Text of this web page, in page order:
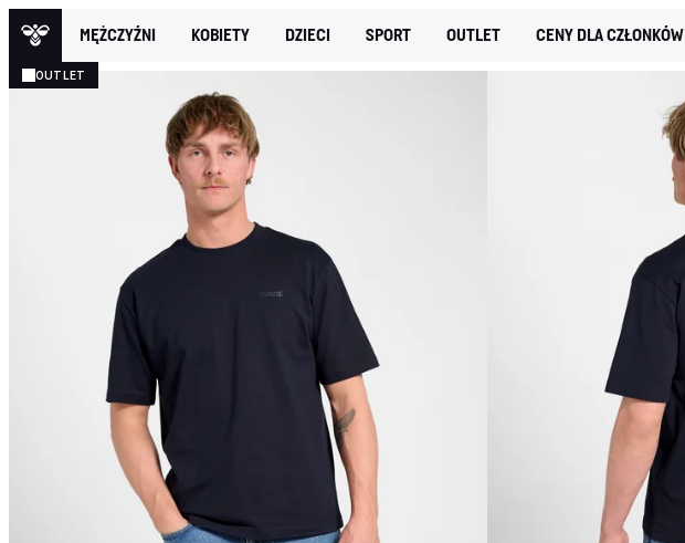
MĘŻCZYŹNI KOBIETY DZIECI SPORT OUTLET CENY DLA CZŁONKÓW
OUTLET